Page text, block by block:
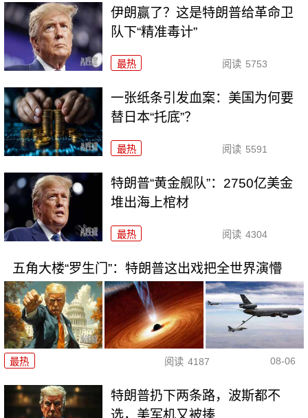
伊朗赢了？这是特朗普给革命卫
队下“精准毒计”
最热 阅读 5753
一张纸条引发血案：美国为何要
替日本“托底”？
最热 阅读 5591
特朗普“黄金舰队”：2750亿美金
堆出海上棺材
最热 阅读 4304
五角大楼“罗生门”：特朗普这出戏把全世界演懵
最热 阅读 4187 08-06
特朗普扔下两条路，波斯都不
选，美军机又被揍